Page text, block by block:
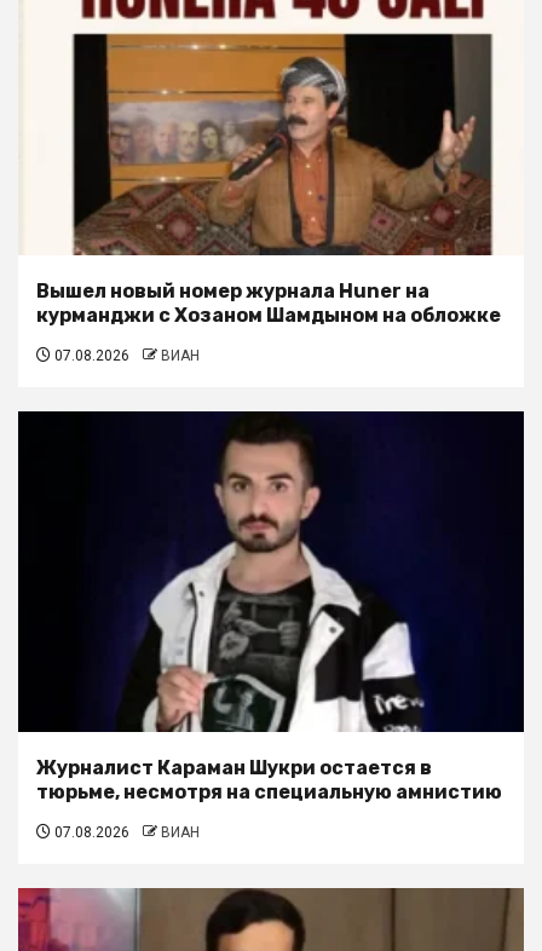
Вышел новый номер журнала Huner на
курманджи с Хозаном Шамдыном на обложке
07.08.2026 ВИАН
Журналист Караман Шукри остается в
тюрьме, несмотря на специальную амнистию
07.08.2026 ВИАН